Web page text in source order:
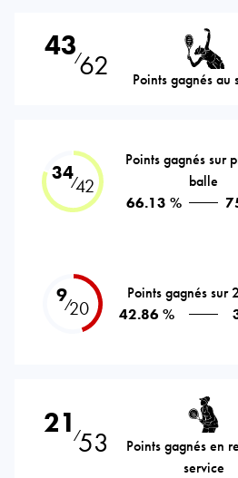
43⁄62 Points gagnés au
34⁄42
Points gagnés sur
balle
66.13 %
9⁄20
Points gagnés sur
42.86 %
21 ⁄53
Points gagnés en
service